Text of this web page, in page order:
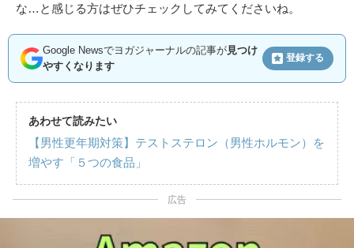
な…と感じる方はぜひチェックしてみてくださいね。
Google Newsでヨガジャーナルの記事が見つけ
やすくなります
登録する
あわせて読みたい
【男性更年期対策】テストステロン（男性ホルモン）を
増やす「５つの食品」
広告